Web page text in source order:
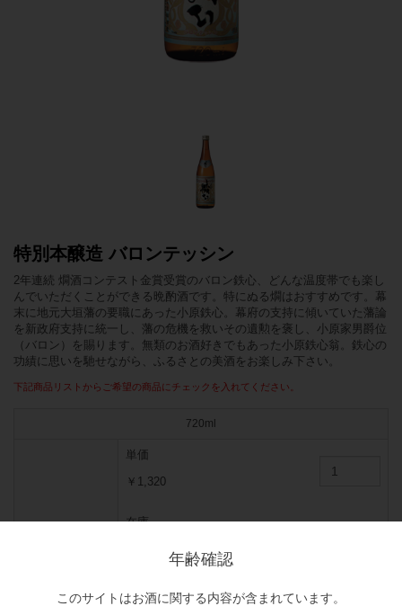
年齢確認
このサイトはお酒に関する内容が含まれています。
特別本醸造 バロンテッシン
2年連続 燗酒コンテスト金賞受賞のバロン鉄心、どんな温度帯でも楽し
んでいただくことができる晩酌酒です。特にぬる燗はおすすめです。幕
末に地元大垣藩の要職にあった小原鉄心。幕府の支持に傾いていた藩論
を新政府支持に統一し、藩の危機を救いその遺勲を褒し、小原家男爵位
（バロン）を賜ります。無類のお酒好きでもあった小原鉄心翁。鉄心の
功績に思いを馳せながら、ふるさとの美酒をお楽しみ下さい。
下記商品リストからご希望の商品にチェックを入れてください。
720ml
単価
￥1,320
在庫
獲得pt